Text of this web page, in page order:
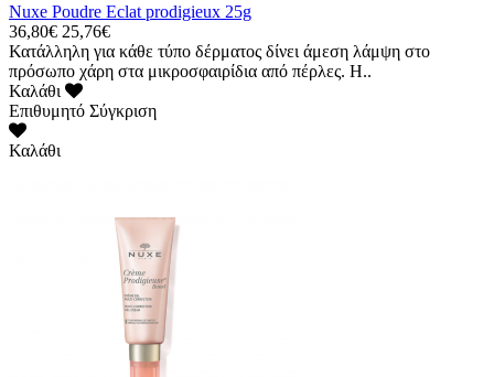
Nuxe Poudre Eclat prodigieux 25g
36,80€ 25,76€
Κατάλληλη για κάθε τύπο δέρματος δίνει άμεση λάμψη στο
πρόσωπο χάρη στα μικροσφαιρίδια από πέρλες. Η..
Καλάθι
Επιθυμητό Σύγκριση
Καλάθι